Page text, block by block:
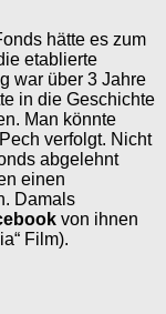
hätte es zum
etablierte
war über 3 Jahre
in die Geschichte
Man könnte
verfolgt. Nicht
abgelehnt
einen
Damals
von ihnen
Film).